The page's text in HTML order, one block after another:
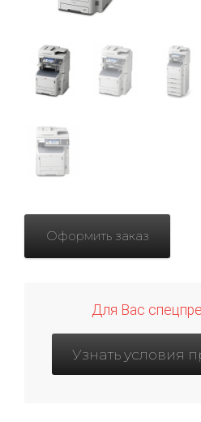
О компании
Контакты
Оформить заказ
Для Вас
Узнать условия